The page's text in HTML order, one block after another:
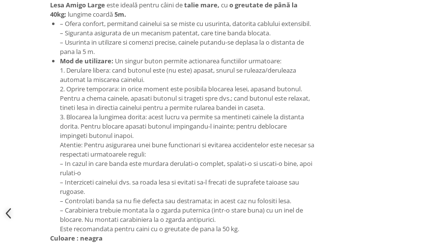
Lesa Amigo Large este ideală pentru câini detalie mare, cu o greutate de până la
40kg; lungime coardă5m.
– Ofera confort, permitand cainelui sa se miste cu usurinta, datorita cablului extensibil.
– Siguranta asigurata de un mecanism patentat, care tine banda blocata.
– Usurinta in utilizare si comenzi precise, cainele putandu-se deplasa la o distanta de
pana la 5 m.
Mod de utilizare: Un singur buton permite actionarea functiilor urmatoare:
1. Derulare libera: cand butonul este (nu este) apasat, snurul se ruleaza/deruleaza
automat la miscarea cainelui.
2. Oprire temporara: in orice moment este posibila blocarea lesei, apasand butonul.
Pentru a chema cainele, apasati butonul si trageti spre dvs.; cand butonul este relaxat,
tineti lesa in directia cainelui pentru a permite rularea bandei in caseta.
3. Blocarea la lungimea dorita: acest lucru va permite sa mentineti cainele la distanta
dorita. Pentru blocare apasati butonul impingandu-l inainte; pentru deblocare
impingeti butonul inapoi.
Atentie: Pentru asigurarea unei bune functionari si evitarea accidentelor este necesar sa
respectati urmatoarele reguli:
– In cazul in care banda este murdara derulati-o complet, spalati-o si uscati-o bine, apoi
rulati-o
– Interziceti cainelui dvs. sa roada lesa si evitati sa-l frecati de suprafete taioase sau
rugoase.
– Controlati banda sa nu fie defecta sau destramata; in acest caz nu folositi lesa.
– Carabiniera trebuie montata la o zgarda puternica (intr-o stare buna) cu un inel de
blocare. Nu montati carabiniera la o zgarda antipurici.
Este recomandata pentru caini cu o greutate de pana la 50 kg.
Culoare : neagra